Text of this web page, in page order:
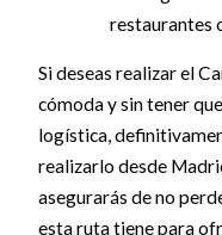
restaurantes
Si deseas realizar el
cómoda y sin tener
logística,
realizarlo desde
asegurarás de no
esta ruta tiene para